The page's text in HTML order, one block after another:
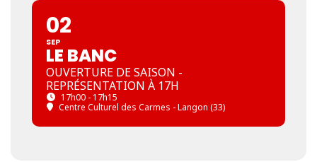
02
SEP
LE BANC
OUVERTURE DE SAISON -
REPRÉSENTATION À 17H
17h00 - 17h15
Centre Culturel des Carmes - Langon (33)